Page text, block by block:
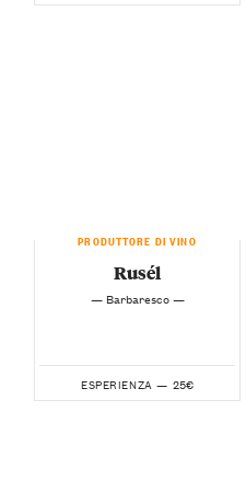
PRODUTTORE DI VINO
Rusél
— Barbaresco —
ESPERIENZA — 25€